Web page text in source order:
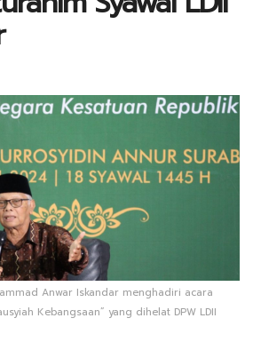
Anwar Iskandar menghadiri acara
Kebangsaan” yang dihelat DPW LDII